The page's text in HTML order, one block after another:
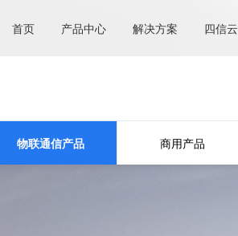
首页 产品中心 解决方案 四信云
物联通信产品 商用产品